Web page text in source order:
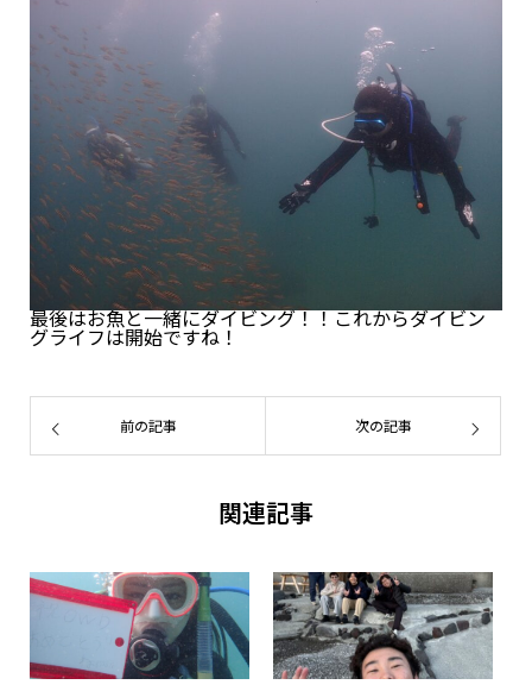
最後はお魚と一緒にダイビング！！これからダイビン
グライフは開始ですね！
前の記事 次の記事
関連記事